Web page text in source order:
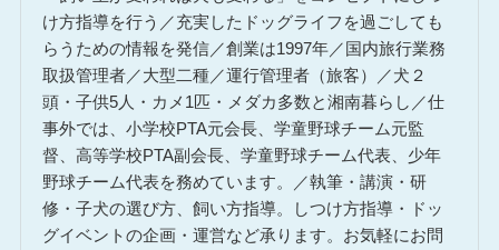
け方指導を行う／充実したドッグライフを過ごしても
らうための情報を発信／創業は1997年／国内旅行業務
取扱管理者／大型二種／運行管理者（旅客）／犬２
頭・子供5人・カメ1匹・メダカ多数と湘南暮らし／仕
事外では、小学校PTA元会長、学童野球チーム元監
督、高等学校PTA副会長、学童野球チーム代表、少年
野球チーム代表を務めています。／執筆・講演・研
修・子犬の選び方、飼い方指導。しつけ方指導・ドッ
グイベントの企画・運営など承ります。お気軽にお問